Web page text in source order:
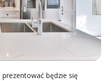
będzie się